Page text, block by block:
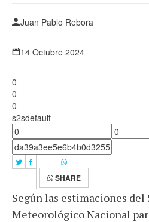
Juan Pablo Rebora
14 Octubre 2024
0
0
0
s2sdefault
SHARE
Según las estimaciones del
Meteorológico Nacional